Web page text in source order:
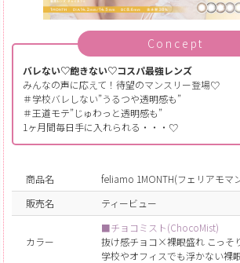
Concept
バレない♡飽きない♡コスパ最強レンズ
みんなの声に応えて！待望のマンスリー登場♡
＃学校バレしない”うるつや透明感も”
＃王道モテ”じゅわっと透明感も”
1ヶ月間毎日手に入れられる・・・♡
商品名
feliamo 1MONTH(フェリアモマ
販売名
ティービュー
カラー
■チョコミスト(ChocoMist)
抜け感チョコ×裸眼盛れ こっそ
学校やオフィスでも浮かない裸